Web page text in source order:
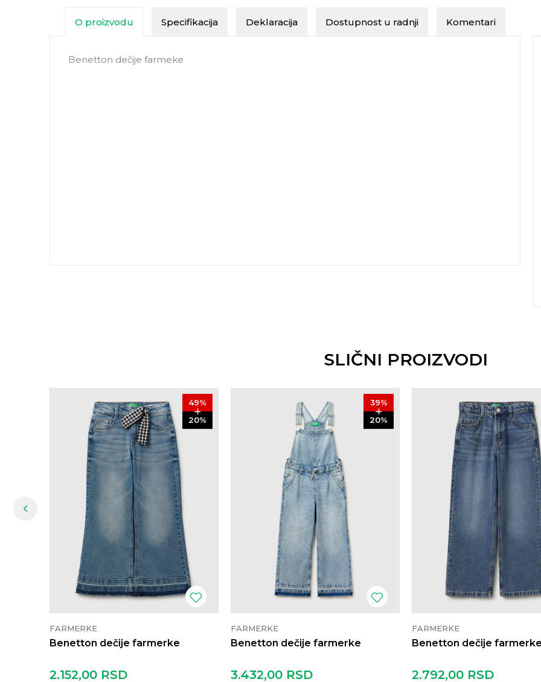
O proizvodu Specifikacija Deklaracija Dostupnost u radnji Komentari
Benetton dečije farmeke
SLIČNI PROIZVODI
49%
20%
FARMERKE
Benetton dečije farmerke
2.152,00 RSD
39%
20%
FARMERKE
Benetton dečije farmerke
3.432,00 RSD
FARMERKE
Benetton dečije farmerke
2.792,00 RSD